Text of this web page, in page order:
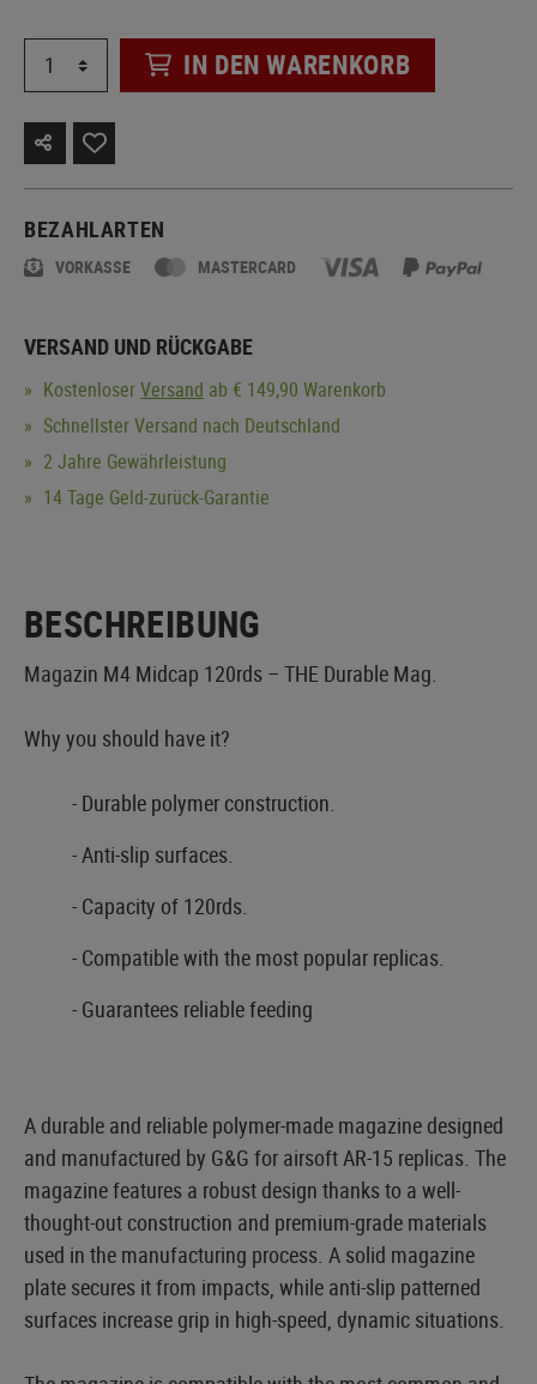
IN DEN WARENKORB
BEZAHLARTEN
VORKASSE MASTERCARD
VERSAND UND RÜCKGABE
KostenloserVersand ab € 149,90 Warenkorb
Schnellster Versand nach Deutschland
2 Jahre Gewährleistung
14 Tage Geld-zurück-Garantie
BESCHREIBUNG
Magazin M4 Midcap 120rds – THE Durable Mag.
Why you should have it?
- Durable polymer construction.
- Anti-slip surfaces.
- Capacity of 120rds.
- Compatible with the most popular replicas.
- Guarantees reliable feeding
A durable and reliable polymer-made magazine designed
and manufactured by G&G for airsoft AR-15 replicas. The
magazine features a robust design thanks to a well-
thought-out construction and premium-grade materials
used in the manufacturing process. A solid magazine
plate secures it from impacts, while anti-slip patterned
surfaces increase grip in high-speed, dynamic situations.